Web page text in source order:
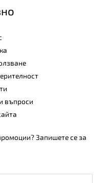
въпроси
Запишете се за